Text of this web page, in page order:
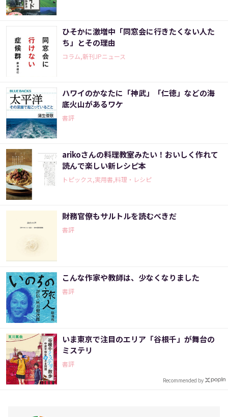
ひそかに激増中「同窓会に行きたくない人た
ち」とその理由
コラム,新刊JPニュース
ハワイのかなたに「神武」「仁徳」などの海
底火山があるワケ
書評
arikoさんの料理教室みたい！おいしく作れて
読んで楽しい新レシピ本
トピックス,実用書,料理・レシピ
財務官僚もサルトルを読むべきだ
書評
こんな作家や教師は、少なくなりました
書評
いま東京で注目のエリア「谷根千」が舞台の
ミステリ
書評
Recommended by